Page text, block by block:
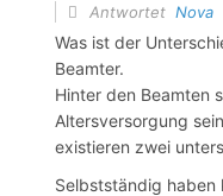
Antwortet Nova
Was ist der
Beamter.
Hinter den Beamten
Altersversorgung
existieren zwei
Selbstständig haben